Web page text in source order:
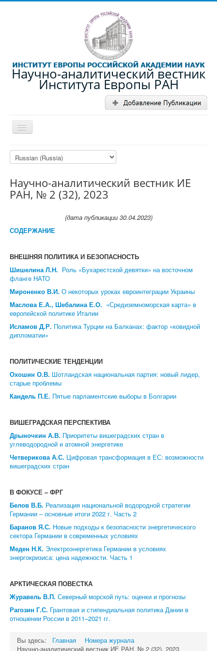
Научно-аналитический вестник
Института Европы РАН
Toggle
О журнале
Редакция
К сведению авторов
Правила оформления ссылок
Редакционная этика
Об издателе
Контакты
Научно-аналитический вестник ИЕ
РАН, № 2 (32), 2023
(дата публикации 30.04.2023)
СОДЕРЖАНИЕ
ВНЕШНЯЯ ПОЛИТИКА И БЕЗОПАСНОСТЬ
Шишелина Л.Н. Роль «Бухарестской девятки» на восточном
фланге НАТО
Мироненко В.И. О некоторых уроках евроинтеграции Украины
Маслова Е.А., Шебалина Е.О. «Средиземноморская карта» в
европейской политике Италии
Исламов Д.Р. Политика Турции на Балканах: фактор «ковидной
дипломатии»
ПОЛИТИЧЕСКИЕ ТЕНДЕНЦИИ
Охошин О.В. Шотландская национальная партия: новый лидер,
старые проблемы
Кандель П.Е. Пятые парламентские выборы в Болгарии
ВИШЕГРАДСКАЯ ПЕРСПЕКТИВА
Дрыночкин А.В. Приоритеты вишеградских стран в
углеводородной и атомной энергетике
Четверикова А.С. Цифровая трансформация в ЕС: возможности
вишеградских стран
В ФОКУСЕ – ФРГ
Белов В.Б. Реализация национальной водородной стратегии
Германии – основные итоги 2022 г. Часть 2
Баранов Я.С. Новые подходы к безопасности энергетического
сектора Германии в современных условиях
Меден Н.К. Электроэнергетика Германии в условиях
энергокризиса: цена надежности. Часть 1
АРКТИЧЕСКАЯ ПОВЕСТКА
Журавель В.П. Северный морской путь: оценки и прогнозы
Рагозин Г.С. Грантовая и стипендиальная политика Дании в
отношении России в 2011–2021 гг.
Вы здесь: Главная
Номера журнала
Научно-аналитический вестник ИЕ РАН, № 2 (32), 2023